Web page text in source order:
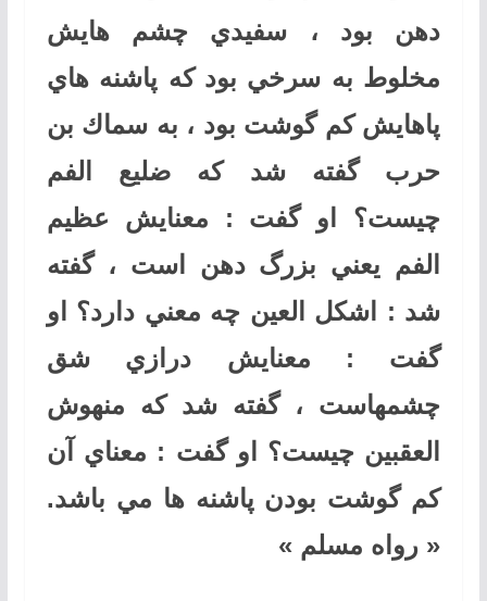
دهن بود ، سفيدي چشم هايش
مخلوط به سرخي بود كه پاشنه هاي
پاهايش كم گوشت بود ، به سماك بن
حرب گفته شد كه ضليع الفم
چيست؟ او گفت : معنايش عظيم
الفم يعني بزرگ دهن است ، گفته
شد : اشكل العين چه معني دارد؟ او
گفت : معنايش درازي شق
چشمهاست ، گفته شد كه منهوش
العقبين چيست؟ او گفت : معناي آن
كم گوشت بودن پاشنه ها مي باشد.
« رواه مسلم »